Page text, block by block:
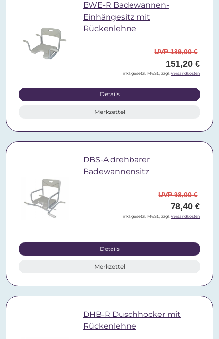
BWE-R Badewannen-
Einhängesitz mit
Rückenlehne
UVP 189,00 €
151,20 €
inkl. gesetzl. MwSt., zzgl.Versandkosten
Details
Merkzettel
DBS-A drehbarer
Badewannensitz
UVP 98,00 €
78,40 €
inkl. gesetzl. MwSt., zzgl.Versandkosten
Details
Merkzettel
DHB-R Duschhocker mit
Rückenlehne